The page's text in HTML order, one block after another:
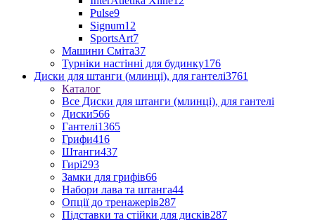
Pulse9
Signum12
SportsArt7
Машини Сміта37
Турніки настінні для будинку176
Диски для штанги (млинці), для гантелі3761
Каталог
Все Диски для штанги (млинці), для гантелі
Диски566
Гантелі1365
Грифи416
Штанги437
Гирі293
Замки для грифів66
Набори лава та штанга44
Опції до тренажерів287
Підставки та стійки для дисків287